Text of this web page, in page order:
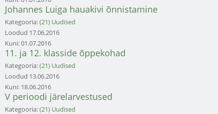
Johannes Luiga hauakivi õnnistamine
Kategooria:(21) Uudised
Loodud 17.06.2016
Kuni:01.07.2016
11. ja 12. klasside õppekohad
Kategooria:(21) Uudised
Loodud 13.06.2016
Kuni: 18.06.2016
V perioodi järelarvestused
Kategooria:(21) Uudised